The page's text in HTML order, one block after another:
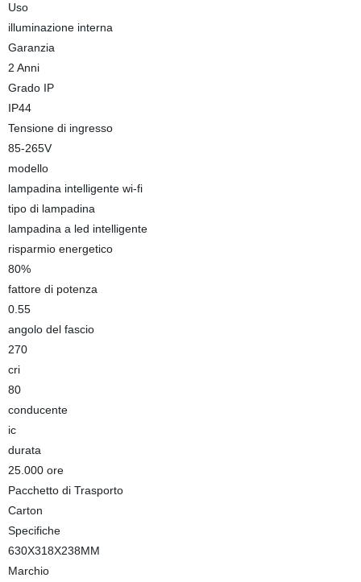
Uso
illuminazione interna
Garanzia
2 Anni
Grado IP
IP44
Tensione di ingresso
85-265V
modello
lampadina intelligente wi-fi
tipo di lampadina
lampadina a led intelligente
risparmio energetico
80%
fattore di potenza
0.55
angolo del fascio
270
cri
80
conducente
ic
durata
25.000 ore
Pacchetto di Trasporto
Carton
Specifiche
630X318X238MM
Marchio